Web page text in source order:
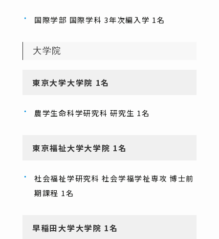
国際学部 国際学科 3年次編入学 1名
大学院
東京大学大学院 1名
農学生命科学研究科 研究生 1名
東京福祉大学大学院 1名
社会福祉学研究科 社会学福学祉専攻 博士前
期課程 1名
早稲田大学大学院 1名